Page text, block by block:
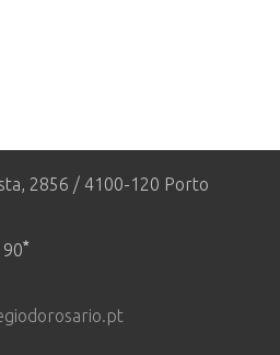
2856 / 4100-120 Porto
*